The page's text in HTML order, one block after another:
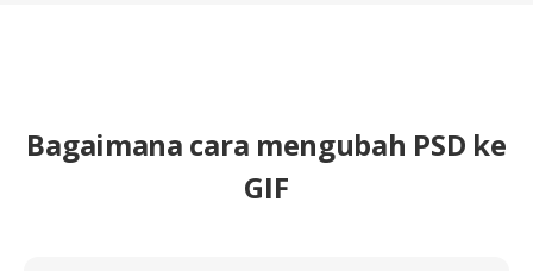
Bagaimana cara mengubah PSD ke
GIF